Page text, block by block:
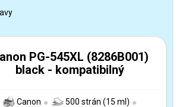
PG-545XL (8286B001)
black - kompatibilný
Canon 500 strán (15 ml)